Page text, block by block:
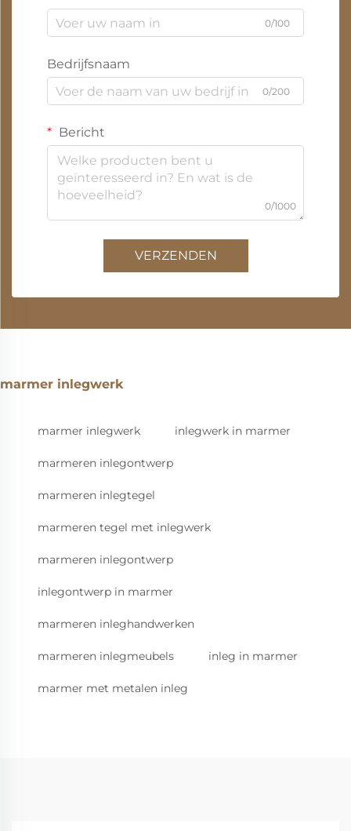
0/100
Bedrijfsnaam
0/200
Bericht
0/1000
VERZENDEN
marmer inlegwerk
marmer inlegwerk inlegwerk in marmer
marmeren inlegontwerp
marmeren inlegtegel
marmeren tegel met inlegwerk
marmeren inlegontwerp
inlegontwerp in marmer
marmeren inleghandwerken
marmeren inlegmeubels inleg in marmer
marmer met metalen inleg